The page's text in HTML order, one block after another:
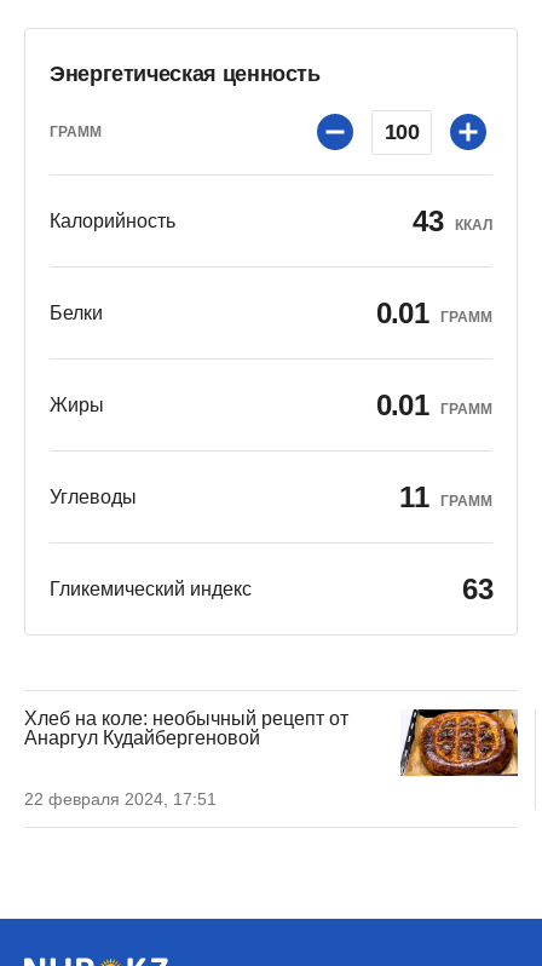
Энергетическая ценность
ГРАММ 100
43 ККАЛ
Калорийность
0.01 ГРАММ
Белки
0.01 ГРАММ
Жиры
11 ГРАММ
Углеводы
63
Гликемический индекс
Хлеб на коле: необычный рецепт от
Анаргул Кудайбергеновой
22 февраля 2024, 17:51